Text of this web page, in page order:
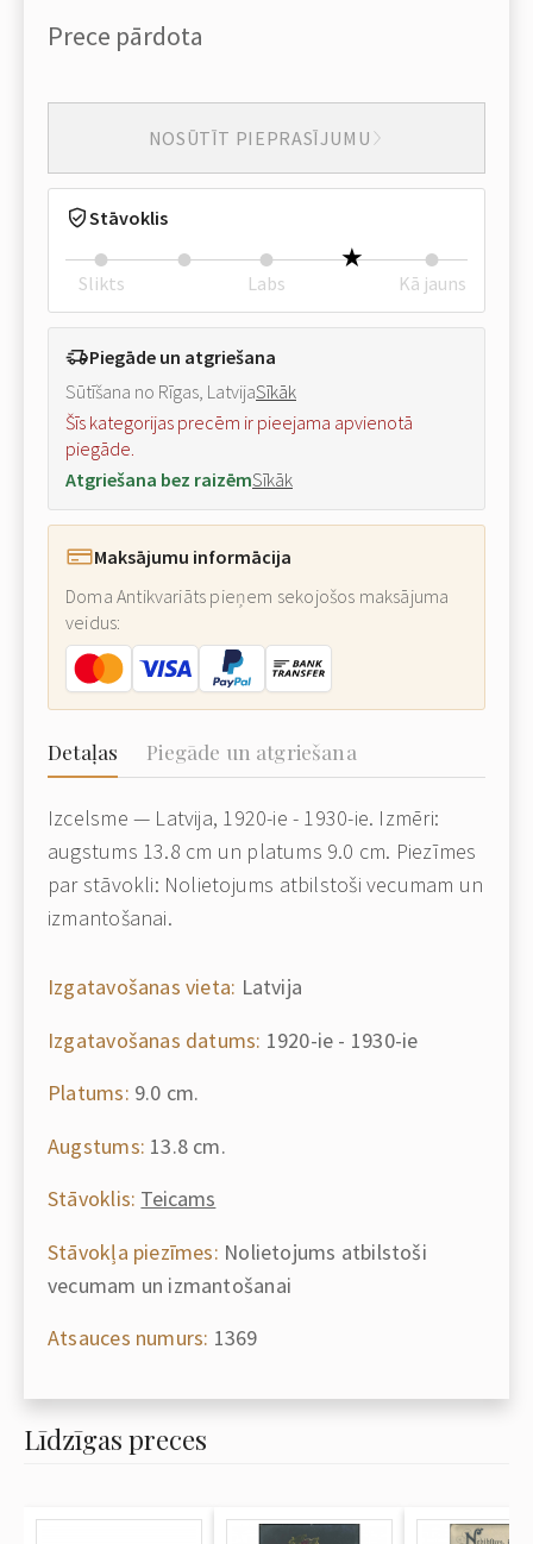
Prece pārdota
NOSŪTĪT PIEPRASĪJUMU
Stāvoklis
Slikts Labs Kā jauns
Piegāde un atgriešana
Sūtīšana no Rīgas, LatvijaSīkāk
Šīs kategorijas precēm ir pieejama apvienotā
piegāde.
Atgriešana bez raizēmSīkāk
Maksājumu informācija
Doma Antikvariāts pieņem sekojošos maksājuma
veidus:
Detaļas Piegāde un atgriešana
Izcelsme — Latvija, 1920-ie - 1930-ie. Izmēri:
augstums 13.8 cm un platums 9.0 cm. Piezīmes
par stāvokli: Nolietojums atbilstoši vecumam un
izmantošanai.
Izgatavošanas vieta: Latvija
Izgatavošanas datums: 1920-ie - 1930-ie
Platums: 9.0 cm.
Augstums: 13.8 cm.
Stāvoklis: Teicams
Stāvokļa piezīmes: Nolietojums atbilstoši
vecumam un izmantošanai
Atsauces numurs: 1369
Līdzīgas preces